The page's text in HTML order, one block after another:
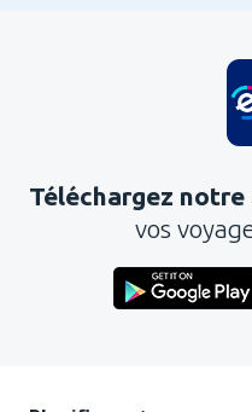
Téléchargez
vos